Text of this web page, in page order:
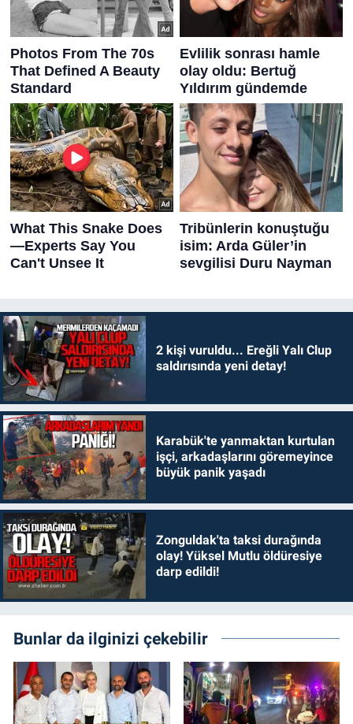
2 kişi vuruldu... Ereğli Yalı Clup
saldırısında yeni detay!
Karabük'te yanmaktan kurtulan
işçi, arkadaşlarını göremeyince
büyük panik yaşadı
Zonguldak'ta taksi durağında
olay! Yüksel Mutlu öldüresiye
darp edildi!
Bunlar da ilginizi çekebilir